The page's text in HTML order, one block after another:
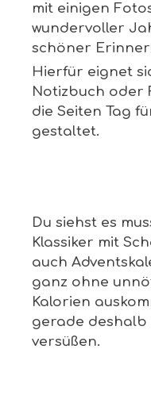
mit einigen
wundervoller
schöner
Hierfür eignet
Notizbuch oder
die Seiten Tag
gestaltet.
Du siehst es
Klassiker mit
auch
ganz ohne
Kalorien
gerade deshalb
versüßen.